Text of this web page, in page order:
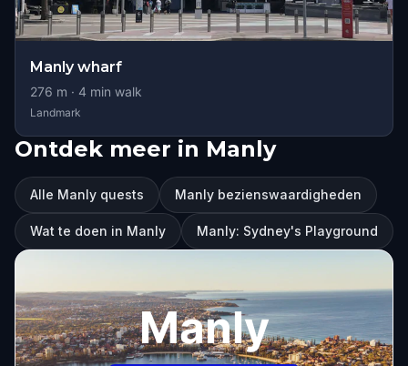
Manly wharf
276 m · 4 min walk
Landmark
Ontdek meer in Manly
Alle Manly quests Manly bezienswaardigheden
Wat te doen in Manly Manly: Sydney's Playground
Manly